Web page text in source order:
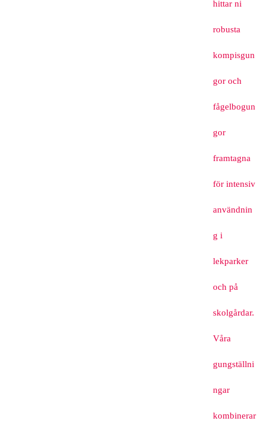
hittar ni
robusta
kompisgun
gor och
fågelbogun
gor
framtagna
för intensiv
användnin
g i
lekparker
och på
skolgårdar.
Våra
gungställni
ngar
kombinerar